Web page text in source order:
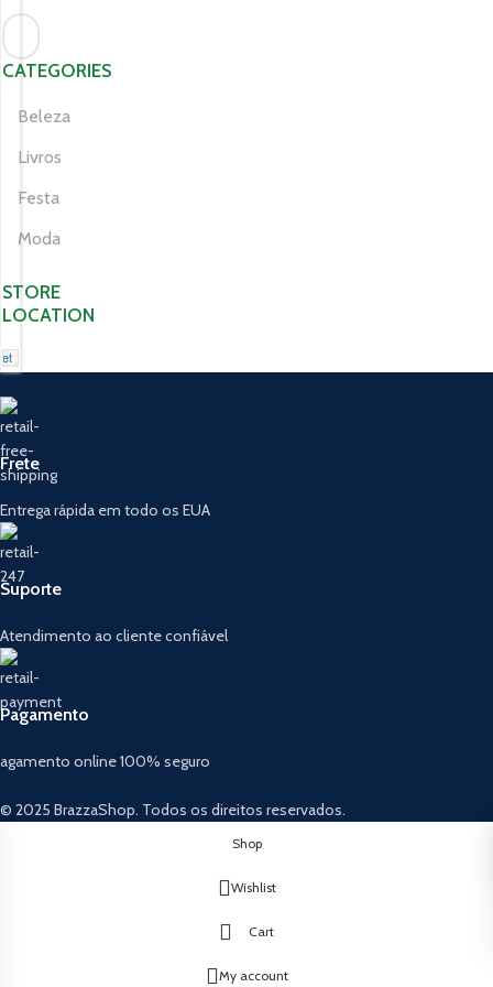
CATEGORIES
Beleza
Livros
Festa
Moda
STORE
LOCATION
+
−
Frete
Entrega rápida em todo os EUA
Suporte
Atendimento ao cliente confiável
Pagamento
agamento online 100% seguro
© 2025 BrazzaShop. Todos os direitos reservados.
Shop
Wishlist
Cart
My account